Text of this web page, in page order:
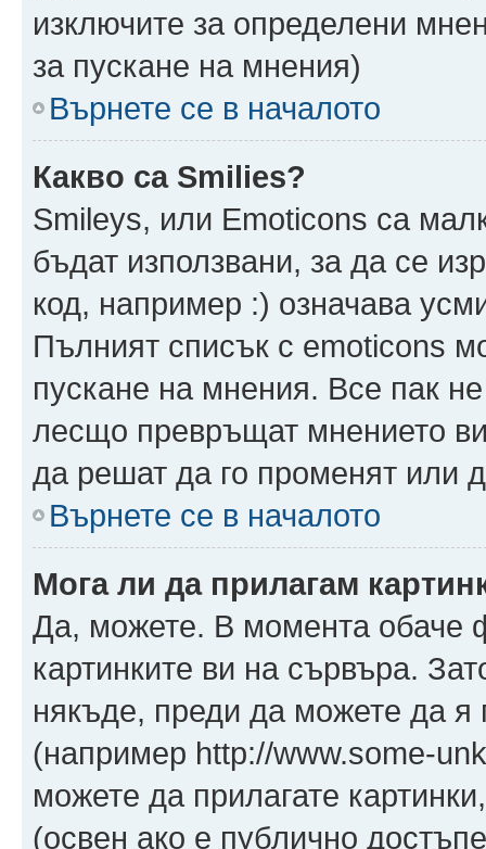
изключите за определени
за пускане на мнения)
Върнете се в началото
Какво са Smilies?
Smileys, или Emoticons са
бъдат използвани, за да се
код, например :) означава
Пълният списък с emoticons
пускане на мнения. Все пак
лесщо превръщат мнението
да решат да го променят или
Върнете се в началото
Мога ли да прилагам
Да, можете. В момента обаче
картинките ви на сървъра.
някъде, преди да можете да
(например http://www.some-
можете да прилагате
(освен ако е публично